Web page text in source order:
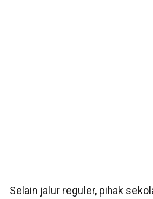
Selain jalur reguler, pihak